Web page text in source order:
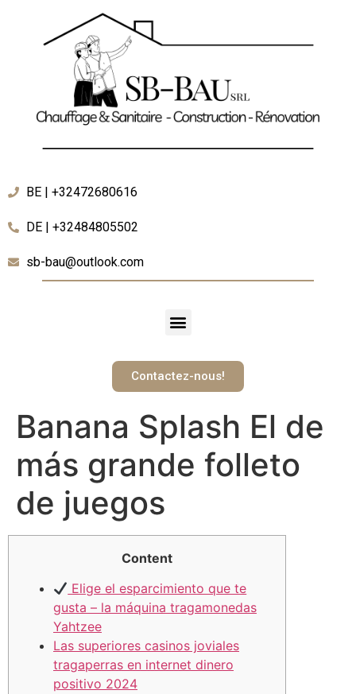
BE | +32472680616
DE | +32484805502
sb-bau@outlook.com
Contactez-nous!
Banana Splash El de
más grande folleto
de juegos
Content
Elige el esparcimiento que te
gusta – la máquina tragamonedas
Yahtzee
Las superiores casinos joviales
tragaperras en internet dinero
positivo 2024